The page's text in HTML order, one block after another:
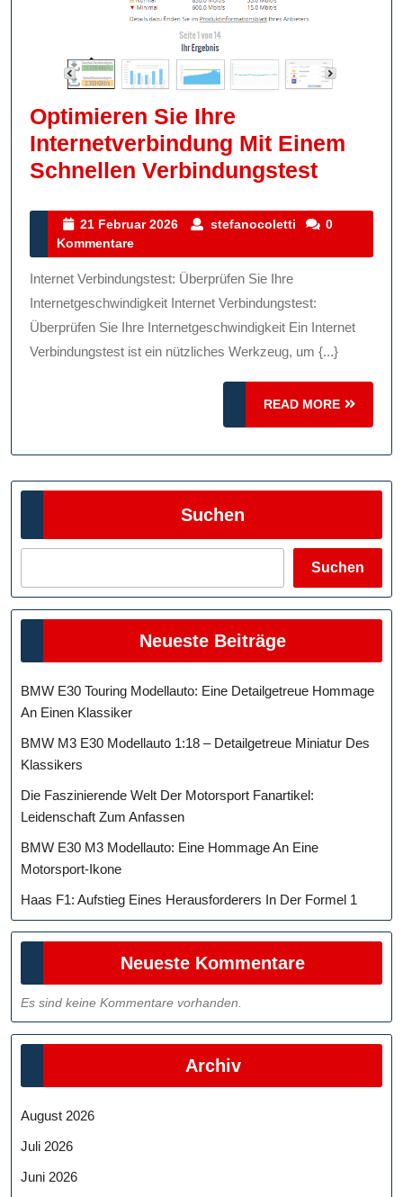
Optimieren Sie Ihre
Internetverbindung Mit Einem
Schnellen Verbindungstest
Ihre
21 Februar 2026
21
2026
stefanocoletti stefanocoletti
0
Kommentare
Internet Verbindungstest: Überprüfen Sie Ihre
Internetgeschwindigkeit Internet Verbindungstest:
Überprüfen Sie Ihre Internetgeschwindigkeit Ein Internet
Verbindungstest ist ein nützliches Werkzeug, um {...}
READ MORE
READ
MORE
Suchen
Suchen
Neueste Beiträge
BMW E30 Touring Modellauto: Eine Detailgetreue Hommage
An Einen Klassiker
BMW M3 E30 Modellauto 1:18 – Detailgetreue Miniatur Des
Klassikers
Die Faszinierende Welt Der Motorsport Fanartikel:
Leidenschaft Zum Anfassen
BMW E30 M3 Modellauto: Eine Hommage An Eine
Motorsport-Ikone
Haas F1: Aufstieg Eines Herausforderers In Der Formel 1
Neueste Kommentare
Es sind keine Kommentare vorhanden.
Archiv
August 2026
Juli 2026
Juni 2026